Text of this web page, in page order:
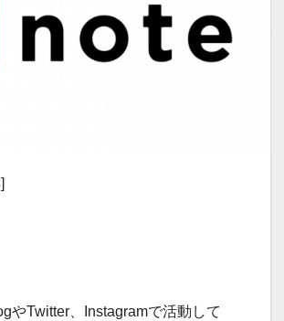
やTwitter、Instagramで活動して